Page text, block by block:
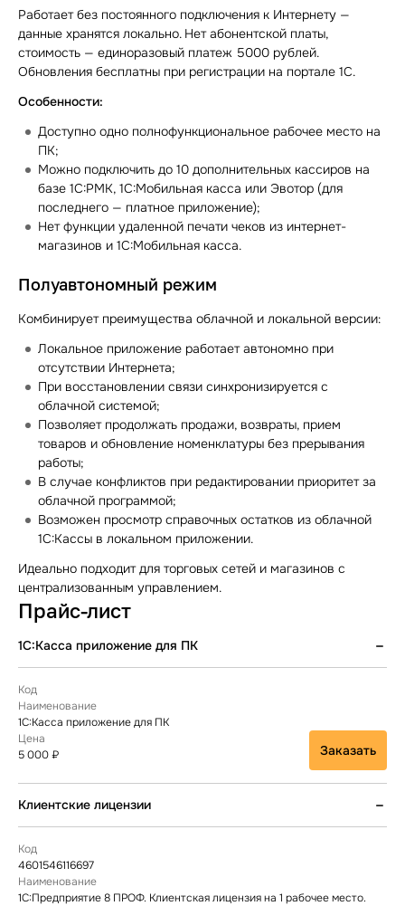
Работает без постоянного подключения к Интернету —
данные хранятся локально. Нет абонентской платы,
стоимость — единоразовый платеж 5000 рублей.
Обновления бесплатны при регистрации на портале 1С.
Особенности:
Доступно одно полнофункциональное рабочее место на
ПК;
Можно подключить до 10 дополнительных кассиров на
базе 1С:РМК, 1С:Мобильная касса или Эвотор (для
последнего — платное приложение);
Нет функции удаленной печати чеков из интернет-
магазинов и 1С:Мобильная касса.
Полуавтономный режим
Комбинирует преимущества облачной и локальной версии:
Локальное приложение работает автономно при
отсутствии Интернета;
При восстановлении связи синхронизируется с
облачной системой;
Позволяет продолжать продажи, возвраты, прием
товаров и обновление номенклатуры без прерывания
работы;
В случае конфликтов при редактировании приоритет за
облачной программой;
Возможен просмотр справочных остатков из облачной
1С:Кассы в локальном приложении.
Идеально подходит для торговых сетей и магазинов с
централизованным управлением.
Прайс-лист
1С:Касса приложение для ПК
1С:Касса приложение для ПК
5 000 ₽ Заказать
Клиентские лицензии
4601546116697
1С:Предприятие 8 ПРОФ. Клиентская лицензия на 1 рабочее место.